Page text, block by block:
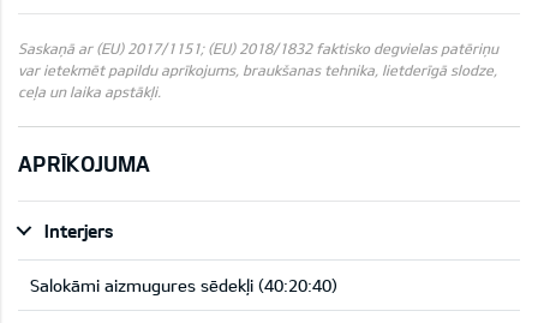
Saskaņā ar (EU) 2017/1151; (EU) 2018/1832 faktisko degvielas patēriņu
var ietekmēt papildu aprīkojums, braukšanas tehnika, lietderīgā slodze,
ceļa un laika apstākļi.
APRĪKOJUMA
Interjers
Salokāmi aizmugures sēdekļi (40:20:40)